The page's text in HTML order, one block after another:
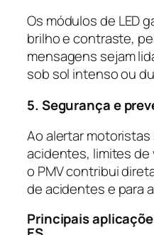
Os módulos de LED
brilho e contraste,
mensagens sejam
sob sol intenso ou
5. Segurança e
Ao alertar
acidentes, limites
o PMV contribui
de acidentes e para
Principais